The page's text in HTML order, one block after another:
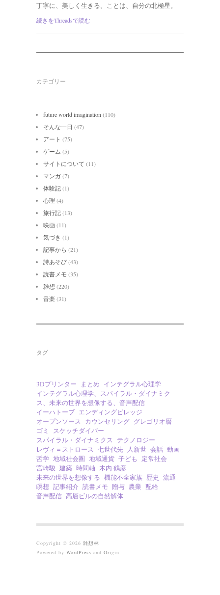
丁寧に、美しく生きる。ことは、自分の北極星。
続きをThreadsで読む
カテゴリー
future world imagination(110)
そんな一日 (47)
アート (75)
ゲーム (5)
サイトについて (11)
マンガ(7)
体験記(1)
心理 (4)
旅行記(13)
映画(11)
気づき (1)
記事から (21)
詩あそび(43)
読書メモ (35)
雑想 (220)
音楽 (31)
タグ
3Dプリンター まとめ インテグラル心理学
インテグラル心理学、スパイラル・ダイナミク
ス、未来の世界を想像する、音声配信
イーハトーブ エンディングビレッジ
オープンソース
カウンセリング グレゴリオ暦
ゴミ
スケッチダイバー
スパイラル・ダイナミクス
テクノロジー
レヴィ＝ストロース 七世代先 人新世 会話 動画
哲学 地域社会圏 地域通貨 子ども
定常社会
宮崎駿 建築 時間軸 木内 鶴彦
未来の世界を想像する 機能不全家族 歴史 流通
瞑想 記事紹介 読書メモ 贈与 農業 配給
音声配信 高層ビルの自然解体
Copyright © 2026 雑想林
Powered by WordPress and Origin